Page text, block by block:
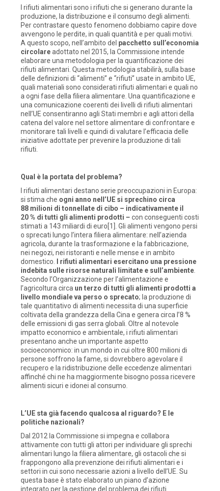
I rifiuti alimentari sono i rifiuti che si generano durante la
produzione, la distribuzione e il consumo degli alimenti.
Per contrastare questo fenomeno dobbiamo capire dove
avvengono le perdite, in quali quantità e per quali motivi.
A questo scopo, nell’ambito del pacchetto sull’economia
circolareadottato nel 2015, la Commissione intende
elaborare una metodologia per la quantificazione dei
rifiuti alimentari. Questa metodologia stabilirà, sulla base
delle definizioni di “alimenti” e “rifiuti” usate in ambito UE,
quali materiali sono considerati rifiuti alimentari e quali no
a ogni fase della filiera alimentare. Una quantificazione e
una comunicazione coerenti dei livelli di rifiuti alimentari
nell’UE consentiranno agli Stati membri e agli attori della
catena del valore nel settore alimentare di confrontare e
monitorare tali livelli e quindi di valutare l’efficacia delle
iniziative adottate per prevenire la produzione di tali
rifiuti.
Qual è la portata del problema?
I rifiuti alimentari destano serie preoccupazioni in Europa:
si stima che ogni anno nell’UE si sprechino circa
88 milioni di tonnellate di cibo – indicativamente il
20 % di tutti gli alimenti prodotti – con conseguenti costi
stimati a 143 miliardi di euro[1]. Gli alimenti vengono persi
o sprecati lungo l’intera filiera alimentare: nell’azienda
agricola, durante la trasformazione e la fabbricazione,
nei negozi, nei ristoranti e nelle mense e in ambito
domestico.
I rifiuti alimentari esercitano una pressione
indebita sulle risorse naturali limitate e sull’ambiente
Secondo l’Organizzazione per l’alimentazione e
l’agricoltura circa un terzo di tutti gli alimenti prodotti a
livello mondiale va perso o sprecato; la produzione di
tale quantitativo di alimenti necessita di una superficie
coltivata della grandezza della Cina e genera circa l’8 %
delle emissioni di gas serra globali. Oltre al notevole
impatto economico e ambientale, i rifiuti alimentari
presentano anche un importante aspetto
socioeconomico: in un mondo in cui oltre 800 milioni di
persone soffrono la fame, si dovrebbero agevolare il
recupero e la ridistribuzione delle eccedenze alimentari
affinché chi ne ha maggiormente bisogno possa ricevere
alimenti sicuri e idonei al consumo.
L’UE sta già facendo qualcosa al riguardo? E le
politiche nazionali?
Dal 2012 la Commissione si impegna e collabora
attivamente con tutti gli attori per individuare gli sprechi
alimentari lungo la filiera alimentare, gli ostacoli che si
frappongono alla prevenzione dei rifiuti alimentari e i
settori in cui sono necessarie azioni a livello dell’UE. Su
questa base è stato elaborato un piano d’azione
integrato per la gestione del problema dei rifiuti